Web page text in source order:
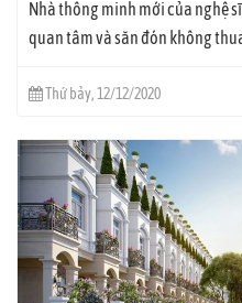
Nhà thông minh mới của nghệ
quan tâm và săn đón không
Thứ bảy, 12/12/2020